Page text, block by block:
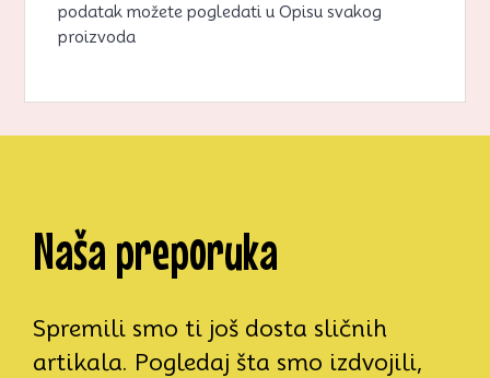
podatak možete pogledati u Opisu svakog
proizvoda
Naša preporuka
Spremili smo ti još dosta sličnih
artikala. Pogledaj šta smo izdvojili,